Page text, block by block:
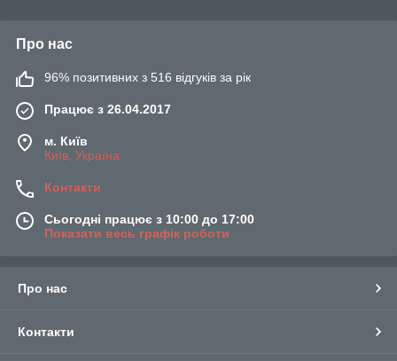
Про нас
96% позитивних з 516 відгуків за рік
Працює з 26.04.2017
м. Київ
Київ, Україна
Контакти
Сьогодні працює з 10:00 до 17:00
Показати весь графік роботи
Про нас
Контакти